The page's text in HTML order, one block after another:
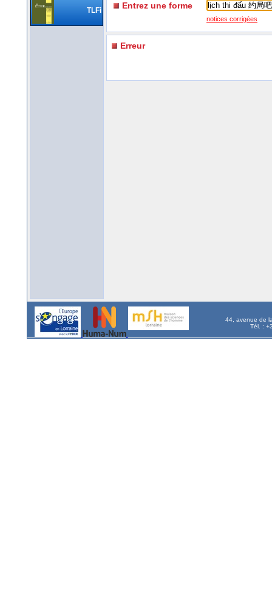
TLFi Entrez une forme
notices corrigées
Erreur
44, avenue de
Tél. :